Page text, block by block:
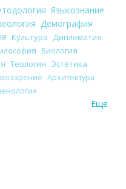
Языкознание
Демография
Культура
Дипломатия
Биология
Теология Эстетика
Архитектура
Еще